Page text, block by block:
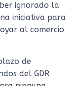
ignorado la
iniciativa para
al comercio
de
del GDR